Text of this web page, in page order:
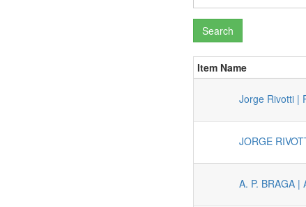
Search
Item Name
Jorge Rivotti |
JORGE
A. P. BRAGA |